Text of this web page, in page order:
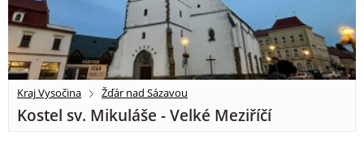
Kraj Vysočina Žďár nad Sázavou
Kostel sv. Mikuláše - Velké Meziříčí